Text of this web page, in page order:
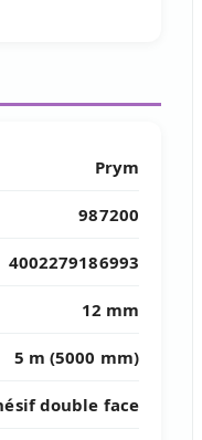
Prym
987200
4002279186993
12 mm
5 m (5000 mm)
double face